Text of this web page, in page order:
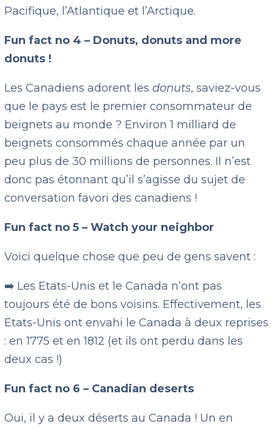
Pacifique, l’Atlantique et l’Arctique.
Fun fact no 4 – Donuts, donuts and more
donuts !
Les Canadiens adorent lesdonuts, saviez-vous
que le pays est le premier consommateur de
beignets au monde ? Environ 1 milliard de
beignets consommés chaque année par un
peu plus de 30 millions de personnes. Il n’est
donc pas étonnant qu’il s’agisse du sujet de
conversation favori des canadiens !
Fun fact no 5 – Watch your neighbor
Voici quelque chose que peu de gens savent :
➡️ Les Etats-Unis et le Canada n’ont pas
toujours été de bons voisins. Effectivement, les
Etats-Unis ont envahi le Canada à deux reprises
: en 1775 et en 1812 (et ils ont perdu dans les
deux cas !)
Fun fact no 6 – Canadian deserts
Oui, il y a deux déserts au Canada ! Un en